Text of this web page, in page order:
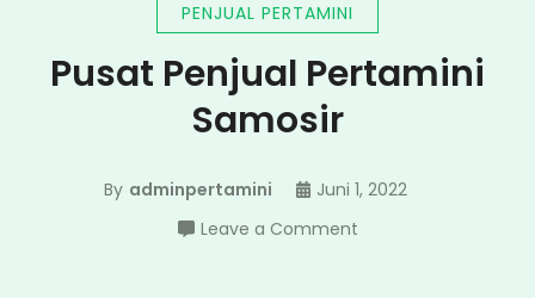
PENJUAL PERTAMINI
Pusat Penjual Pertamini
Samosir
By adminpertamini
Juni 1, 2022
Leave a Commenton